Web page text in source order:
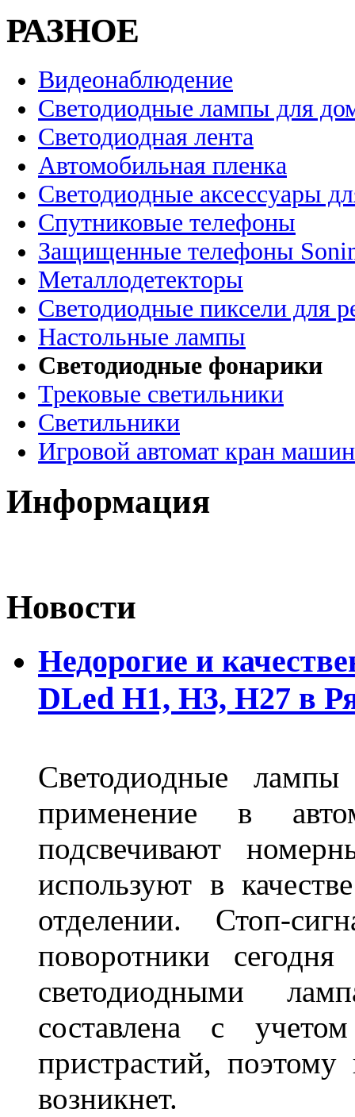
РАЗНОЕ
Видеонаблюдение
Светодиодные лампы для
Светодиодная лента
Автомобильная пленка
Светодиодные аксессуары
Спутниковые телефоны
Защищенные телефоны
Металлодетекторы
Светодиодные пиксели для
Настольные лампы
Светодиодные фонарики
Трековые светильники
Светильники
Игровой автомат кран
Информация
Новости
Недорогие и
DLed Н1, Н3, Н27 в
Светодиодные
применение в
подсвечивают
используют в
отделении. Стоп-
поворотники
светодиодными
составлена с
пристрастий,
возникнет.